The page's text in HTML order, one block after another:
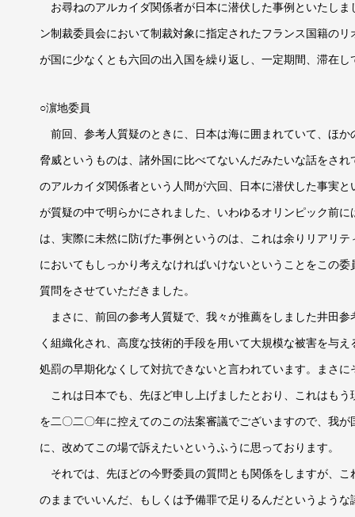
お尋ねのアルカイダ関係者が日本に潜伏した事例といたし
ン制裁委員会において制裁対象に指定されたフランス国籍の
が国に少なくとも六回の出入国を繰り返し、一定期間、滞在
○濵地委員
前回、参考人質疑のときに、日本は海に囲まれていて、ほ
脅威というものは、諸外国に比べてないんだみたいな話をさ
のアルカイダ関係者という人間が六回、日本に潜伏した事実
が質疑の中で明らかにされました、いわゆるオリンピック前
は、実際に未然に防げた事例というのは、これは余りリアリ
においてもしっかり考えなければいけないということをこの
質問をさせていただきました。
まさに、前回の参考人質疑で、我々が推薦をしました井田
く組織化され、高度な技術的手段を用いて大規模な被害を与
処罰の早期化なくして対抗できないと言われています。まさ
これは日本でも、先ほど申し上げましたとおり、これはも
を二〇二〇年に控えてのこの法案審議でございますので、我
に、改めてこの場で訴えたいというふうに思っております。
それでは、先ほどの今野委員の質問とも関係をしますが、
のままでいいんだ、もしくは予備罪で足りるんだというような